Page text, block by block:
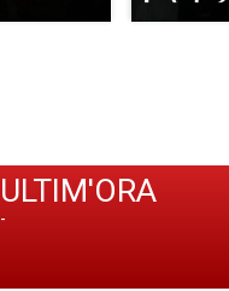
ULTIM'ORA
-